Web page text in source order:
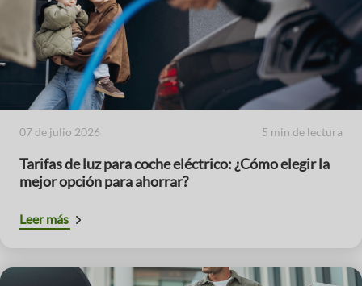
07 de julio 2026 5 min de lectura
Tarifas de luz para coche eléctrico: ¿Cómo elegir la
mejor opción para ahorrar?
Leer más